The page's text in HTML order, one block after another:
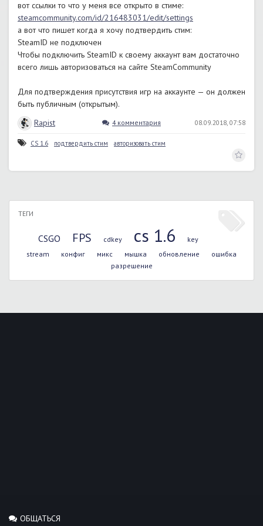
вот ссылки то что у меня все открыто в стиме:
steamcommunity.com/id/216483031/edit/settings
а вот что пишет когда я хочу подтвердить стим:
SteamID не подключен
Чтобы подключить SteamID к своему аккаунт вам достаточно
всего лишь авторизоваться на сайте SteamCommunity
Для подтверждения присутствия игр на аккаунте — он должен
быть публичным (открытым).
Rapist
4 комментария 08.09.2018, 07:58
CS 1.6 подтвердить стим авторизовать стим
ТЕГИ
CSGO FPS cdkey cs 1.6
key
stream
конфиг микс мышка обновление
ошибка
разрешение
ОБЩАТЬСЯ